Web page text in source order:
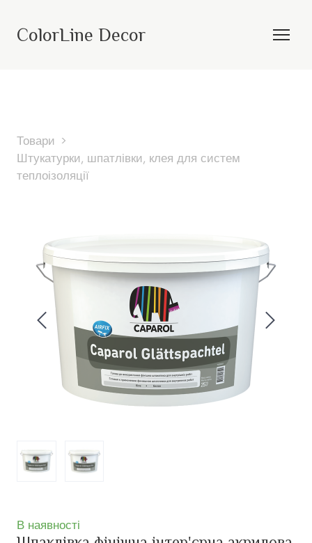
ColorLine Decor
Товари
Штукатурки, шпатлівки, клея для систем
теплоізоляції
В наявності